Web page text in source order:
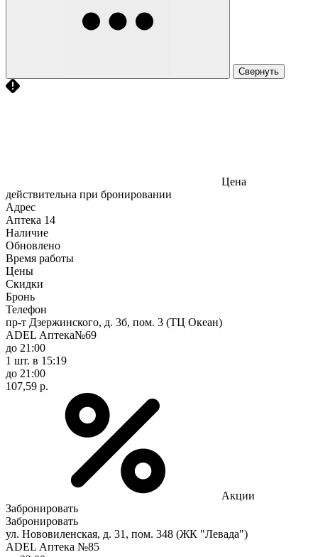
Свернуть
Цена
действительна при бронировании
Адрес
Аптека 14
Наличие
Обновлено
Время работы
Цены
Скидки
Бронь
Телефон
пр-т Дзержинского, д. 3б, пом. 3 (ТЦ Океан)
ADEL Аптека№69
до 21:00
1 шт. в 15:19
до 21:00
107,59 р.
Акции
Забронировать
Забронировать
ул. Нововиленская, д. 31, пом. 348 (ЖК "Левада")
ADEL Аптека №85